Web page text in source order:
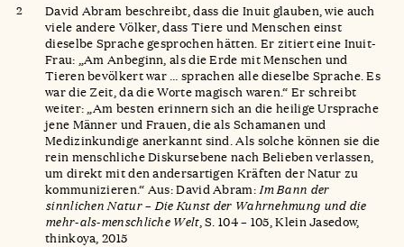
David Abram beschreibt, dass die Inuit glauben, wie auch
viele andere Völker, dass Tiere und Menschen einst
dieselbe Sprache gesprochen hätten. Er zitiert eine Inuit-
Frau: „Am Anbeginn, als die Erde mit Menschen und
Tieren bevölkert war … sprachen alle dieselbe Sprache. Es
war die Zeit, da die Worte magisch waren.“ Er schreibt
weiter: „Am besten erinnern sich an die heilige Ursprache
jene Männer und Frauen, die als Schamanen und
Medizinkundige anerkannt sind. Als solche können sie die
rein menschliche Diskursebene nach Belieben verlassen,
um direkt mit den andersartigen Kräften der Natur zu
kommunizieren.“ Aus: David Abram:Im Bann der
sinnlichen Natur – Die Kunst der Wahrnehmung und die
mehr-als-menschliche Welt, S. 104 – 105, Klein Jasedow,
thinkoya, 2015